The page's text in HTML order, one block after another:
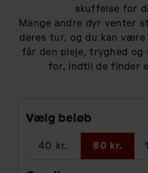
skuffelse for
Mange andre dyr venter
deres tur, og du kan
får den pleje, tryghed og
for, indtil de finder